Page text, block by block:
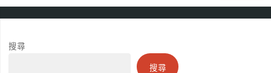
搜尋
搜尋